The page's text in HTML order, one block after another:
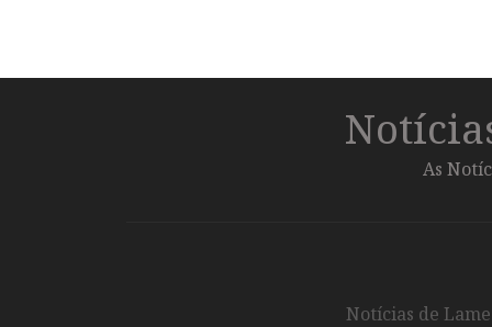
As
Notícias de